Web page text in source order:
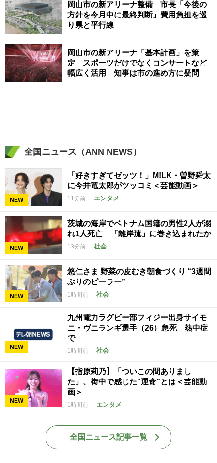
岡山市の新アリーナ整備 市長「今後の
方針を今月中に最終判断」費用負担を巡
り県と平行線
岡山市の新アリーナ「基本計画」を策
定 スポーツだけでなくコンサートなど
幅広く活用 知事は市の進め方に疑問
全国ニュース（ANN NEWS）
NEW
「好きすぎてゼッツ！」M!LK・曽野舜太
に今井竜太郎がツッコミ＜芸能動画＞
11分前 エンタメ
NEW
茨城の海岸でベトナム国籍の男性2人が溺
れ1人死亡 「離岸流」に巻き込まれたか
13分前 社会
NEW
悠仁さま 野菜の皮むき朝食づくり “3週間
ぶりのピーラー”
1時間前 社会
NEW
九州電力ラグビー部フィジー出身サイモ
ニ・ヴニランギ選手（26）急死 熱中症
で
1時間前 社会
NEW
【指原莉乃】「ついこの間ありまし
た」、街中で感じた“運命”とは＜芸能動
画＞
1時間前 エンタメ
全国ニュース記事一覧